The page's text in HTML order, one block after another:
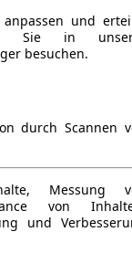
und
Sie in
besuchen.
durch Scannen
Messung
von
und